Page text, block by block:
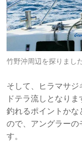
竹野沖周辺を探りました
そして、ヒラマサジ
ドテラ流しとなり
釣れるポイントかな
ので、アングラーの
す。